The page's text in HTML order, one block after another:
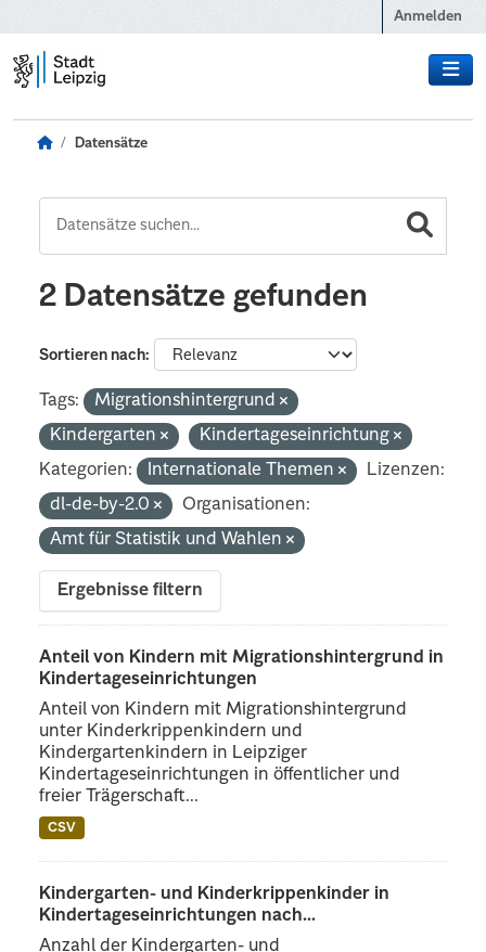
Anmelden
Datensätze
2 Datensätze gefunden
Sortieren nach
Tags:
Migrationshintergrund
Kindergarten
Kindertageseinrichtung
Kategorien:
Internationale Themen
Lizenzen:
dl-de-by-2.0
Organisationen:
Amt für Statistik und Wahlen
Ergebnisse filtern
Anteil von Kindern mit Migrationshintergrund in
Kindertageseinrichtungen
Anteil von Kindern mit Migrationshintergrund
unter Kinderkrippenkindern und
Kindergartenkindern in Leipziger
Kindertageseinrichtungen in öffentlicher und
freier Trägerschaft...
CSV
Kindergarten- und Kinderkrippenkinder in
Kindertageseinrichtungen nach...
Anzahl der Kindergarten- und